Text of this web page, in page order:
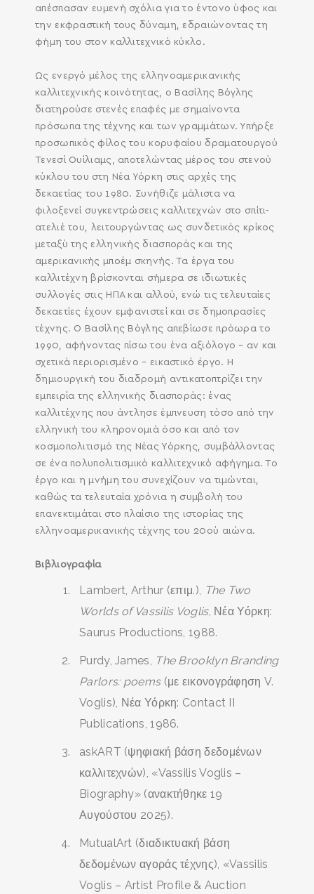
απέσπασαν ευμενή σχόλια για το έντονο ύφος και
την εκφραστική τους δύναμη, εδραιώνοντας τη
φήμη του στον καλλιτεχνικό κύκλο.
Ως ενεργό μέλος της ελληνοαμερικανικής
καλλιτεχνικής κοινότητας, ο Βασίλης Βόγλης
διατηρούσε στενές επαφές με σημαίνοντα
πρόσωπα της τέχνης και των γραμμάτων. Υπήρξε
προσωπικός φίλος του κορυφαίου δραματουργού
Τενεσί Ουίλιαμς, αποτελώντας μέρος του στενού
κύκλου του στη Νέα Υόρκη στις αρχές της
δεκαετίας του 1980. Συνήθιζε μάλιστα να
φιλοξενεί συγκεντρώσεις καλλιτεχνών στο σπίτι-
ατελιέ του, λειτουργώντας ως συνδετικός κρίκος
μεταξύ της ελληνικής διασποράς και της
αμερικανικής μποέμ σκηνής. Τα έργα του
καλλιτέχνη βρίσκονται σήμερα σε ιδιωτικές
συλλογές στις ΗΠΑ και αλλού, ενώ τις τελευταίες
δεκαετίες έχουν εμφανιστεί και σε δημοπρασίες
τέχνης. Ο Βασίλης Βόγλης απεβίωσε πρόωρα το
1990, αφήνοντας πίσω του ένα αξιόλογο – αν και
σχετικά περιορισμένο – εικαστικό έργο. Η
δημιουργική του διαδρομή αντικατοπτρίζει την
εμπειρία της ελληνικής διασποράς: ένας
καλλιτέχνης που άντλησε έμπνευση τόσο από την
ελληνική του κληρονομιά όσο και από τον
κοσμοπολιτισμό της Νέας Υόρκης, συμβάλλοντας
σε ένα πολυπολιτισμικό καλλιτεχνικό αφήγημα. Το
έργο και η μνήμη του συνεχίζουν να τιμώνται,
καθώς τα τελευταία χρόνια η συμβολή του
επανεκτιμάται στο πλαίσιο της ιστορίας της
ελληνοαμερικανικής τέχνης του 20ού αιώνα.
Βιβλιογραφία
Lambert, Arthur (επιμ.), The Two
Worlds of Vassilis Voglis, Νέα Υόρκη:
Saurus Productions, 1988.
Purdy, James, The Brooklyn Branding
Parlors: poems(με εικονογράφηση V.
Voglis), Νέα Υόρκη: Contact II
Publications, 1986.
askART (ψηφιακή βάση δεδομένων
καλλιτεχνών), «Vassilis Voglis –
Biography» (ανακτήθηκε 19
Αυγούστου 2025).
MutualArt (διαδικτυακή βάση
δεδομένων αγοράς τέχνης), «Vassilis
Voglis – Artist Profile & Auction